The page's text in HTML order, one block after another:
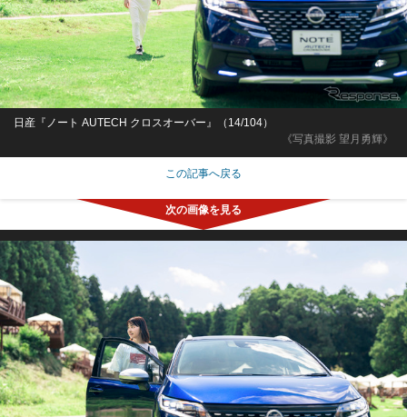
《写真撮影 望月勇輝》
日産『ノート AUTECH クロスオーバー』（14/104）
この記事へ戻る